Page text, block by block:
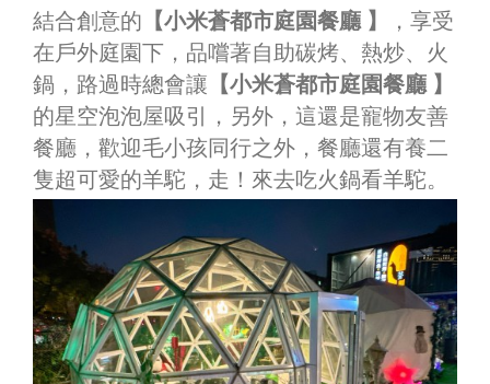
結合創意的 【小米蒼都市庭園餐廳 】
，享受
在戶外庭園下，品嚐著自助碳烤、熱炒、火
鍋，路過時總會讓 【小米蒼都市庭園餐廳 】
的星空泡泡屋吸引，另外，這還是寵物友善
餐廳，歡迎毛小孩同行之外，餐廳還有養二
隻超可愛的羊駝，走！來去吃火鍋看羊駝。